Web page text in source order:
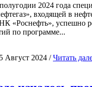
2024 года
входящей в
«Роснефть», успешно
по программе...
Август 2024 /Читать